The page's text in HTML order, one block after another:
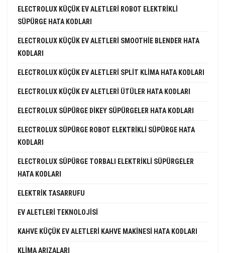
ELECTROLUX KÜÇÜK EV ALETLERI ROBOT ELEKTRIKLI
SÜPÜRGE HATA KODLARI
ELECTROLUX KÜÇÜK EV ALETLERI SMOOTHIE BLENDER HATA
KODLARI
ELECTROLUX KÜÇÜK EV ALETLERI SPLIT KLIMA HATA KODLARI
ELECTROLUX KÜÇÜK EV ALETLERI ÜTÜLER HATA KODLARI
ELECTROLUX SÜPÜRGE DIKEY SÜPÜRGELER HATA KODLARI
ELECTROLUX SÜPÜRGE ROBOT ELEKTRIKLI SÜPÜRGE HATA
KODLARI
ELECTROLUX SÜPÜRGE TORBALI ELEKTRIKLI SÜPÜRGELER
HATA KODLARI
ELEKTRIK TASARRUFU
EV ALETLERI TEKNOLOJISI
KAHVE KÜÇÜK EV ALETLERI KAHVE MAKINESI HATA KODLARI
KLIMA ARIZALARI